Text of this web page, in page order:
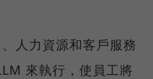
人力資源和客戶服務
來執行，使員工將